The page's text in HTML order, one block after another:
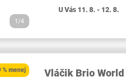
1/4
U Vás 11. 8. - 12. 8.
% menej
Vláčik Brio